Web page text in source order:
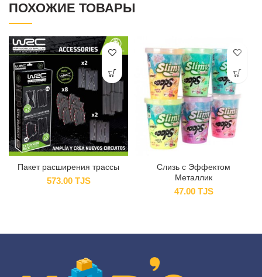
ПОХОЖИЕ ТОВАРЫ
Пакет расширения трассы
573.00 TJS
Слизь с Эффектом
Металлик
47.00 TJS